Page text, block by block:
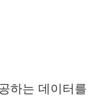
하는 데이터를